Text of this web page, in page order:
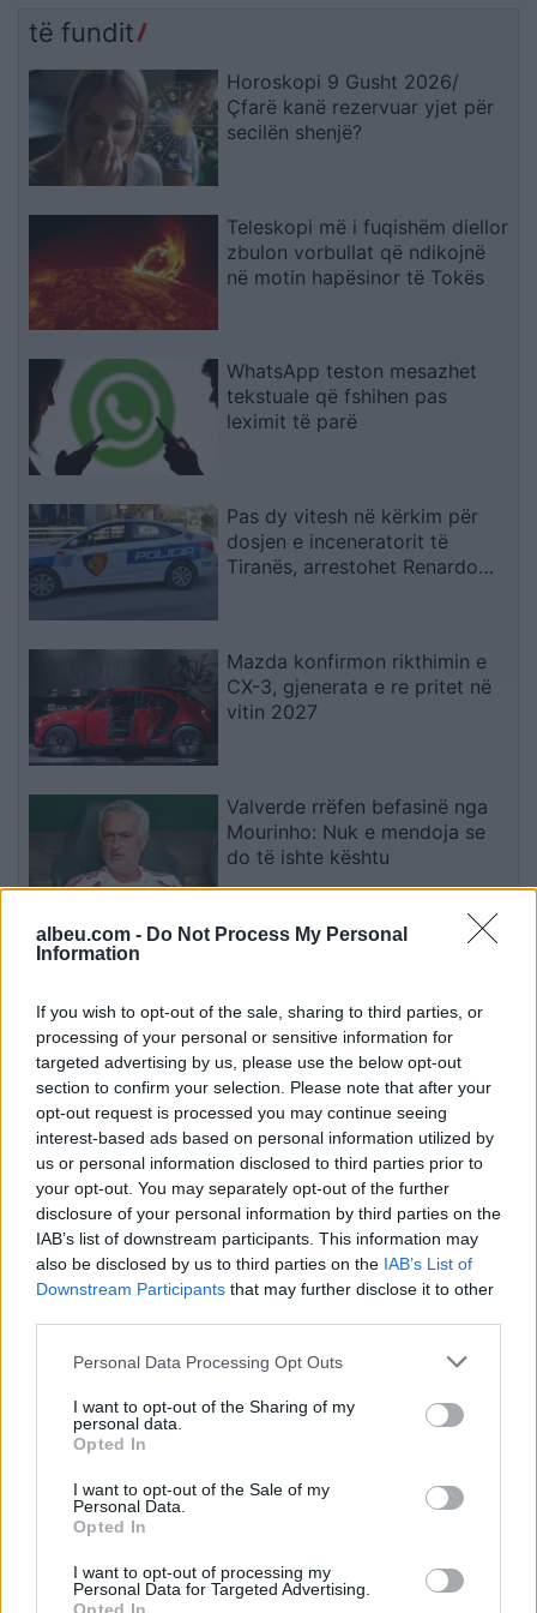
albeu.com - Do Not Process My Personal
Information
If you wish to opt-out of the sale, sharing to third parties, or
processing of your personal or sensitive information for
targeted advertising by us, please use the below opt-out
section to confirm your selection. Please note that after your
opt-out request is processed you may continue seeing
interest-based ads based on personal information utilized by
us or personal information disclosed to third parties prior to
your opt-out. You may separately opt-out of the further
disclosure of your personal information by third parties on the
IAB’s list of downstream participants. This information may
also be disclosed by us to third parties on the IAB’s List of
Downstream Participants that may further disclose it to other
Personal Data Processing Opt Outs
I want to opt-out of the Sharing of my
personal data.
Opted In
I want to opt-out of the Sale of my
Personal Data.
Opted In
I want to opt-out of processing my
Personal Data for Targeted Advertising.
të fundit
Horoskopi 9 Gusht 2026/
Çfarë kanë rezervuar yjet për
secilën shenjë?
Teleskopi më i fuqishëm diellor
zbulon vorbullat që ndikojnë
në motin hapësinor të Tokës
WhatsApp teston mesazhet
tekstuale që fshihen pas
leximit të parë
Pas dy vitesh në kërkim për
dosjen e inceneratorit të
Tiranës, arrestohet Renardo
Mazda konfirmon rikthimin e
CX-3, gjenerata e re pritet në
vitin 2027
Valverde rrëfen befasinë nga
Mourinho: Nuk e mendoja se
do të ishte kështu
Arrestohet 73-vjeçari në Krujë,
dhe flakët u përhapën drejt
malit
Esim for Global
Esim for USA Esim for Italy
for Turkey|Esim for Germany|Esim for Greece|